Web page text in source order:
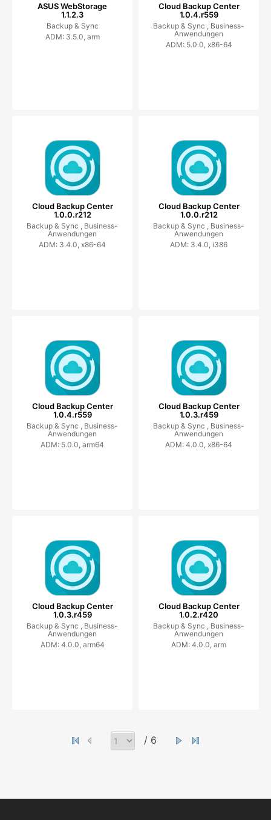
ASUS WebStorage
1.1.2.3
Backup & Sync
ADM: 3.5.0, arm
Cloud Backup Center
1.0.4.r559
Backup & Sync , Business-
Anwendungen
ADM: 5.0.0, x86-64
Cloud Backup Center
1.0.0.r212
Backup & Sync , Business-
Anwendungen
ADM: 3.4.0, x86-64
Cloud Backup Center
1.0.0.r212
Backup & Sync , Business-
Anwendungen
ADM: 3.4.0, i386
Cloud Backup Center
1.0.4.r559
Backup & Sync , Business-
Anwendungen
ADM: 5.0.0, arm64
Cloud Backup Center
1.0.3.r459
Backup & Sync , Business-
Anwendungen
ADM: 4.0.0, x86-64
Cloud Backup Center
1.0.3.r459
Backup & Sync , Business-
Anwendungen
ADM: 4.0.0, arm64
Cloud Backup Center
1.0.2.r420
Backup & Sync , Business-
Anwendungen
ADM: 4.0.0, arm
/ 6